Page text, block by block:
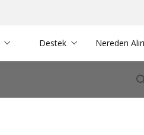
Destek Nereden